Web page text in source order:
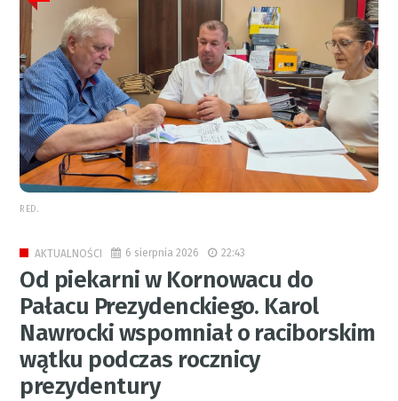
RED.
AKTUALNOŚCI 6 sierpnia 2026 22:43
Od piekarni w Kornowacu do
Pałacu Prezydenckiego. Karol
Nawrocki wspomniał o raciborskim
wątku podczas rocznicy
prezydentury